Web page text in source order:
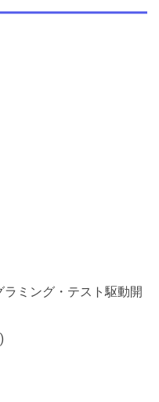
ミング・テスト駆動開